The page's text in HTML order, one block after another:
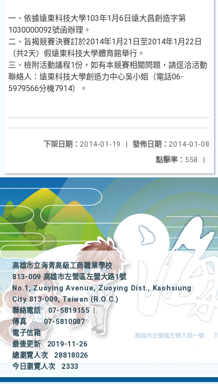
一、依據遠東科技大學103年1月6日遠大昌創造字第
1030000092號函辦理。
二、旨揭競賽決賽訂於2014年1月21日至2014年1月22日
（共2天）假遠東科技大學體育館舉行。
三、檢附活動議程1份，如有本競賽相關問題，請逕洽活動
聯絡人：遠東科技大學創造力中心吳小姐（電話06-
5979566分機7914）。
發佈日期： 2014-01-08
下架日期： 2014-01-19
|
點擊率： 558 |
高雄市立海青高級工商職業學校
813-009 高雄市左營區左營大路1號
No.1, Zuoying Avenue, Zuoying Dist., Kaohsiung
City 813-009, Taiwan (R.O.C.)
聯絡電話
07-5819155
|
傳真
07-5810087
電子信箱
最後更新
2019-11-26
總瀏覽人次
28818026
今日瀏覽人次
2333